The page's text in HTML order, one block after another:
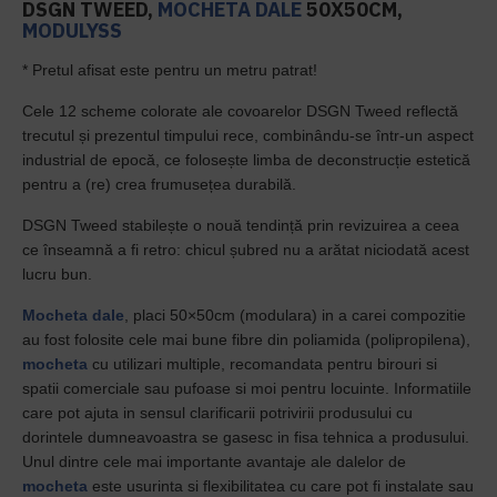
DSGN TWEED, MOCHETA DALE 50X50CM,
MODULYSS
* Pretul afisat este pentru un metru patrat!
Cele 12 scheme colorate ale covoarelor DSGN Tweed reflectă
trecutul și prezentul timpului rece, combinându-se într-un aspect
industrial de epocă, ce folosește limba de deconstrucție estetică
pentru a (re) crea frumusețea durabilă.
DSGN Tweed stabilește o nouă tendință prin revizuirea a ceea
ce înseamnă a fi retro: chicul șubred nu a arătat niciodată acest
lucru bun.
Mocheta dale , placi 50×50cm (modulara) in a carei compozitie
au fost folosite cele mai bune fibre din poliamida (polipropilena),
mocheta cu utilizari multiple, recomandata pentru birouri si
spatii comerciale sau pufoase si moi pentru locuinte. Informatiile
care pot ajuta in sensul clarificarii potrivirii produsului cu
dorintele dumneavoastra se gasesc in fisa tehnica a produsului.
Unul dintre cele mai importante avantaje ale dalelor de
mocheta este usurinta si flexibilitatea cu care pot fi instalate sau